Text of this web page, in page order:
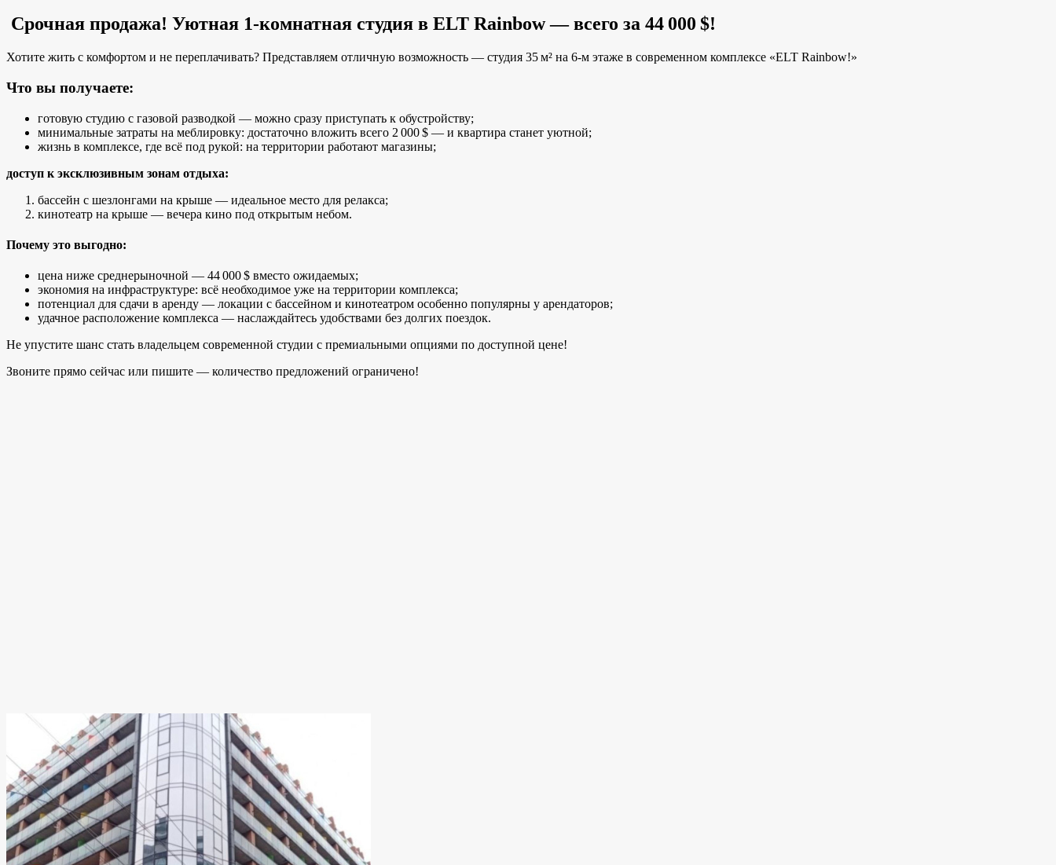
Срочная продажа! Уютная 1‑комнатная студия в ELT Rainbow — всего за 44 000 $!
Хотите жить с комфортом и не переплачивать? Представляем отличную возможность — студия 35 м² на 6‑м этаже в современном комплексе «ELT Rainbow!»
Что вы получаете:
готовую студию с газовой разводкой — можно сразу приступать к обустройству;
минимальные затраты на меблировку: достаточно вложить всего 2 000 $ — и квартира станет уютной;
жизнь в комплексе, где всё под рукой: на территории работают магазины;
доступ к эксклюзивным зонам отдыха:
бассейн с шезлонгами на крыше — идеальное место для релакса;
кинотеатр на крыше — вечера кино под открытым небом.
Почему это выгодно:
цена ниже среднерыночной — 44 000 $ вместо ожидаемых;
экономия на инфраструктуре: всё необходимое уже на территории комплекса;
потенциал для сдачи в аренду — локации с бассейном и кинотеатром особенно популярны у арендаторов;
удачное расположение комплекса — наслаждайтесь удобствами без долгих поездок.
Не упустите шанс стать владельцем современной студии с премиальными опциями по доступной цене!
Звоните прямо сейчас или пишите — количество предложений ограничено!